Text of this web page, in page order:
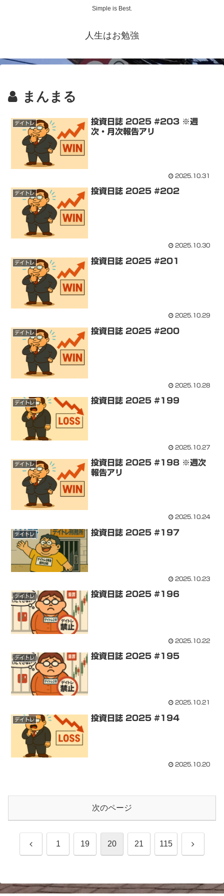
Simple is Best.
人生はお勉強
まんまる
デイトレ
投資日誌 2025 #203 ※週
次・月次報告アリ
2025.10.31
デイトレ 投資日誌 2025 #202
2025.10.30
デイトレ 投資日誌 2025 #201
2025.10.29
デイトレ 投資日誌 2025 #200
2025.10.28
デイトレ 投資日誌 2025 #199
2025.10.27
デイトレ
投資日誌 2025 #198 ※週次
報告アリ
2025.10.24
デイトレ 投資日誌 2025 #197
2025.10.23
デイトレ 投資日誌 2025 #196
2025.10.22
デイトレ 投資日誌 2025 #195
2025.10.21
デイトレ 投資日誌 2025 #194
2025.10.20
次のページ
前 1 19 20 21 115 次